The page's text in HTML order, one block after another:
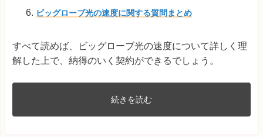
ビッグローブ光の速度に関する質問まとめ
すべて読めば、ビッグローブ光の速度について詳しく理
解した上で、納得のいく契約ができるでしょう。
続きを読む